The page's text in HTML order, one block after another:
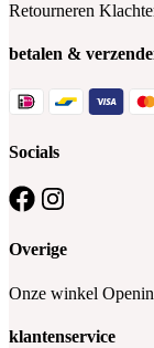
Retourneren
betalen &
Socials
Overige
Onze winkel
klantenservice